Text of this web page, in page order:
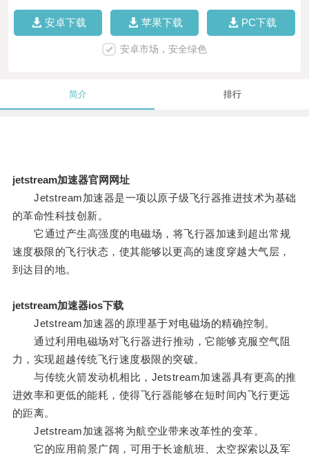
安卓下载 苹果下载 PC下载
安卓市场，安全绿色
简介 排行
jetstream加速器官网网址
Jetstream加速器是一项以原子级飞行器推进技术为基础
的革命性科技创新。
它通过产生高强度的电磁场，将飞行器加速到超出常规
速度极限的飞行状态，使其能够以更高的速度穿越大气层，
到达目的地。
jetstream加速器ios下载
Jetstream加速器的原理基于对电磁场的精确控制。
通过利用电磁场对飞行器进行推动，它能够克服空气阻
力，实现超越传统飞行速度极限的突破。
与传统火箭发动机相比，Jetstream加速器具有更高的推
进效率和更低的能耗，使得飞行器能够在短时间内飞行更远
的距离。
Jetstream加速器将为航空业带来改革性的变革。
它的应用前景广阔，可用于长途航班、太空探索以及军